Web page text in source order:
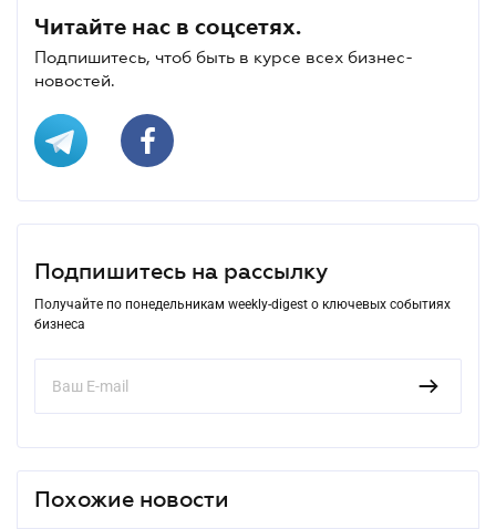
Читайте нас в соцсетях.
Подпишитесь, чтоб быть в курсе всех бизнес-
новостей.
Подпишитесь на рассылку
Получайте по понедельникам weekly-digest о ключевых событиях
бизнеса
Похожие новости